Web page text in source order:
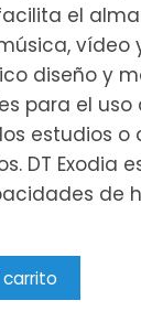
el
vídeo
diseño y
para el uso
estudios o
DT Exodia
de
carrito